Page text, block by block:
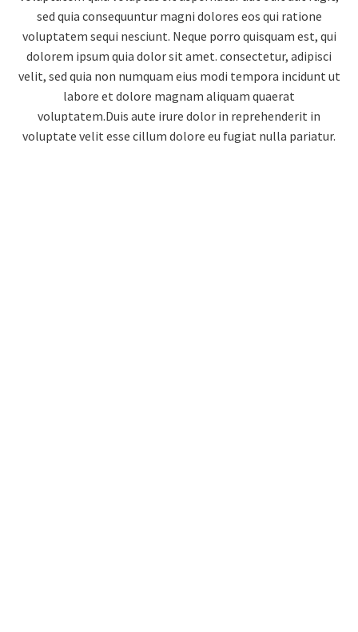
sed quia consequuntur magni dolores eos qui ratione
voluptatem sequi nesciunt. Neque porro quisquam est, qui
dolorem ipsum quia dolor sit amet. consectetur, adipisci
velit, sed quia non numquam eius modi tempora incidunt ut
labore et dolore magnam aliquam quaerat
voluptatem.Duis aute irure dolor in reprehenderit in
voluptate velit esse cillum dolore eu fugiat nulla pariatur.